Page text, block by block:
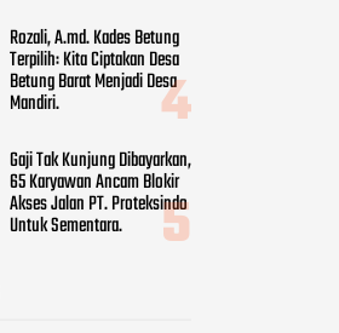
Rozali, A.md. Kades Betung
Terpilih: Kita Ciptakan Desa
Betung Barat Menjadi Desa
Mandiri.
Gaji Tak Kunjung Dibayarkan,
65 Karyawan Ancam Blokir
Akses Jalan PT. Proteksindo
Untuk Sementara.